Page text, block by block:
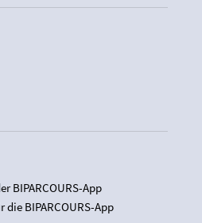
BIPARCOURS-App
BIPARCOURS-App